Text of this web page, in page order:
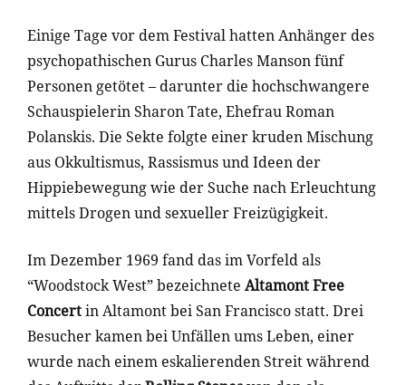
Einige Tage vor dem Festival hatten Anhänger des
psychopathischen Gurus Charles Manson fünf
Personen getötet – darunter die hochschwangere
Schauspielerin Sharon Tate, Ehefrau Roman
Polanskis. Die Sekte folgte einer kruden Mischung
aus Okkultismus, Rassismus und Ideen der
Hippiebewegung wie der Suche nach Erleuchtung
mittels Drogen und sexueller Freizügigkeit.
Im Dezember 1969 fand das im Vorfeld als
“Woodstock West” bezeichnete Altamont Free
Concertin Altamont bei San Francisco statt. Drei
Besucher kamen bei Unfällen ums Leben, einer
wurde nach einem eskalierenden Streit während